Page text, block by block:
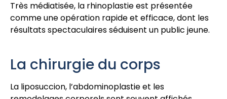
Très médiatisée, la rhinoplastie est présentée
comme une opération rapide et efficace, dont les
résultats spectaculaires séduisent un public jeune.
La chirurgie du corps
La liposuccion, l’abdominoplastie et les